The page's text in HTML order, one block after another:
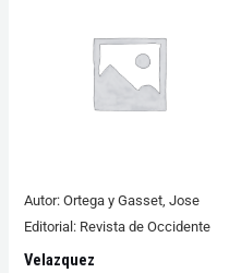
Autor: Ortega y Gasset, Jose
Editorial: Revista de Occidente
Velazquez